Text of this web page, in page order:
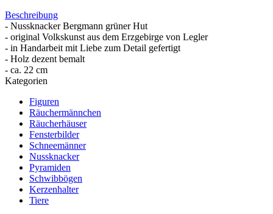
Beschreibung
- Nussknacker Bergmann grüner Hut
- original Volkskunst aus dem Erzgebirge von Legler
- in Handarbeit mit Liebe zum Detail gefertigt
- Holz dezent bemalt
- ca. 22 cm
Kategorien
Figuren
Räuchermännchen
Räucherhäuser
Fensterbilder
Schneemänner
Nussknacker
Pyramiden
Schwibbögen
Kerzenhalter
Tiere